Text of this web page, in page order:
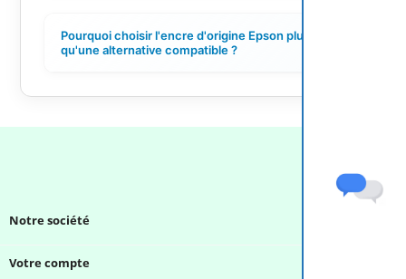
Pourquoi choisir l'encre d'origine Epson plutôt
qu'une alternative compatible ?
Notre société
Votre compte